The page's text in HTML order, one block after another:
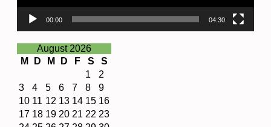
00:00 04:30
August 2026
M
D M D F S
S
1
2
3
4 5 6 7 8
9
10 11 12 13 14 15 16
17 18 19 20 21 22 23